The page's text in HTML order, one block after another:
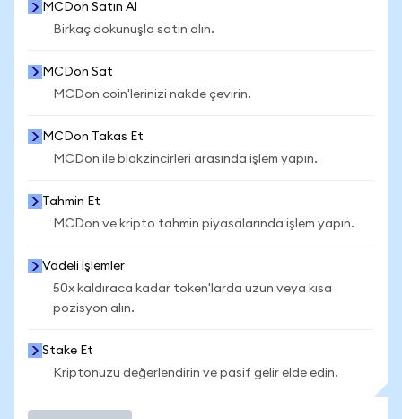
MCDon Satın Al
Birkaç dokunuşla satın alın.
MCDon Sat
MCDon coin'lerinizi nakde çevirin.
MCDon Takas Et
MCDon ile blokzincirleri arasında işlem yapın.
Tahmin Et
MCDon ve kripto tahmin piyasalarında işlem yapın.
Vadeli İşlemler
50x kaldıraca kadar token'larda uzun veya kısa
pozisyon alın.
Stake Et
Kriptonuzu değerlendirin ve pasif gelir elde edin.